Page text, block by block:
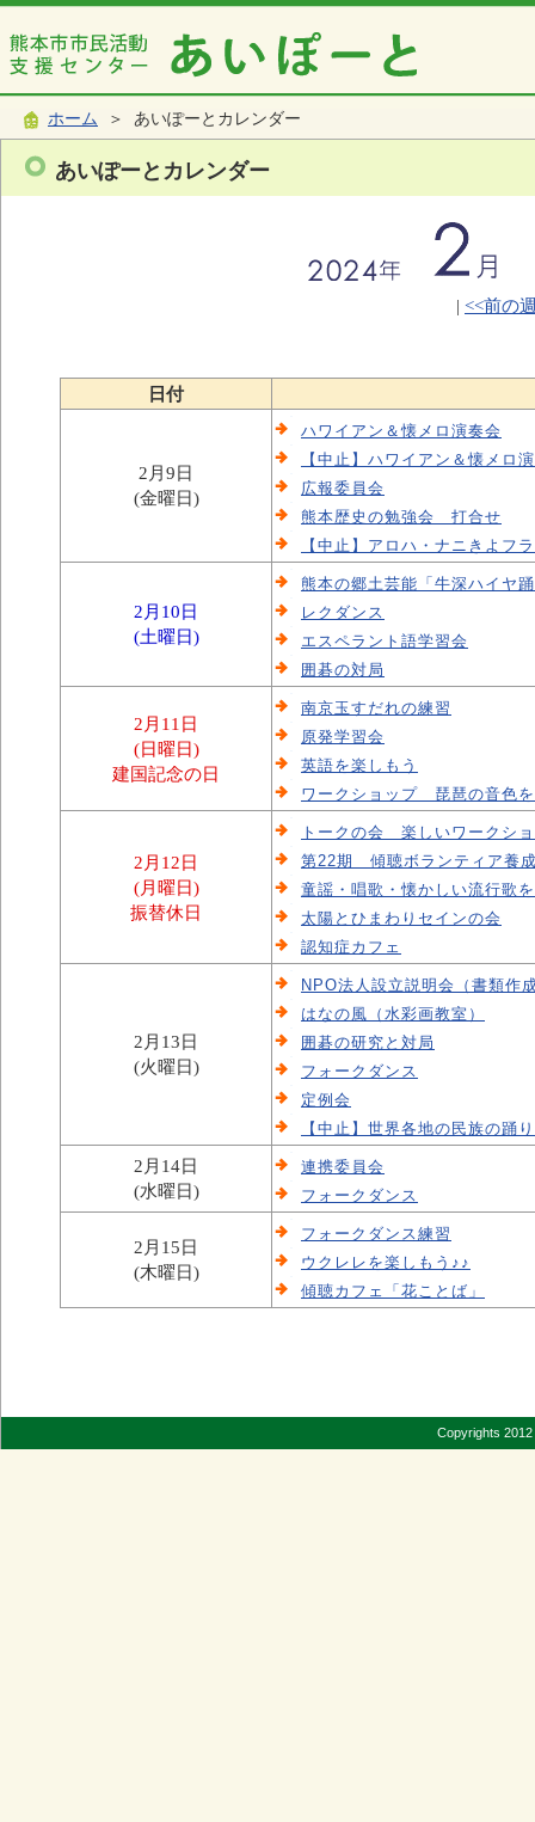
ホーム ＞ あいぽーとカレンダー
あいぽーとカレンダー
| <<前の
日付
2月9日
(金曜日)
ハワイアン＆懐メロ演奏会
【中止】ハワイアン＆懐メロ
広報委員会
熊本歴史の勉強会 打合せ
【中止】アロハ・ナニきよフ
2月10日
(土曜日)
熊本の郷土芸能「牛深ハイヤ
レクダンス
エスペラント語学習会
囲碁の対局
2月11日
(日曜日)
建国記念の日
南京玉すだれの練習
原発学習会
英語を楽しもう
ワークショップ 琵琶の音色
2月12日
(月曜日)
振替休日
トークの会 楽しいワークシ
第22期 傾聴ボランティア養
童謡・唱歌・懐かしい流行歌
太陽とひまわりセインの会
認知症カフェ
2月13日
(火曜日)
NPO法人設立説明会（書類作
はなの風（水彩画教室）
囲碁の研究と対局
フォークダンス
定例会
【中止】世界各地の民族の踊
2月14日
(水曜日)
連携委員会
フォークダンス
2月15日
(木曜日)
フォークダンス練習
ウクレレを楽しもう♪♪
傾聴カフェ「花ことば」
Copyrights